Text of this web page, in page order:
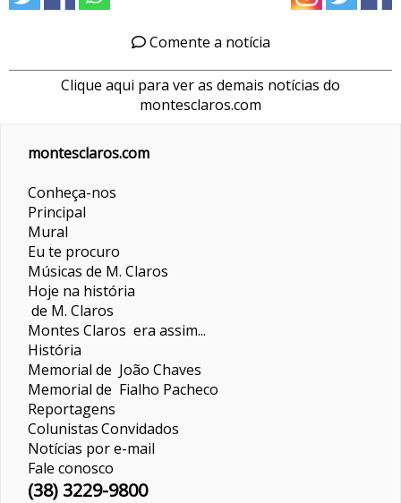
Comente a notícia
Clique aqui para ver as demais notícias do
montesclaros.com
montesclaros.com
Conheça-nos
Principal
Mural
Eu te procuro
Músicas de M. Claros
Hoje na história
de M. Claros
Montes Claros era assim...
História
Memorial de João Chaves
Memorial de Fialho Pacheco
Reportagens
ColunistasConvidados
Notícias por e-mail
Fale conosco
(38) 3229-9800